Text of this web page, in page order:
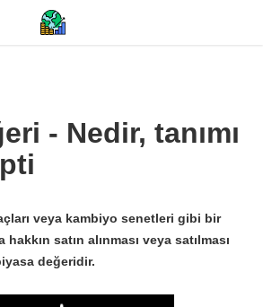
- Nedir, tanımı
veya kambiyo senetleri gibi bir
satın alınması veya satılması
değeridir.